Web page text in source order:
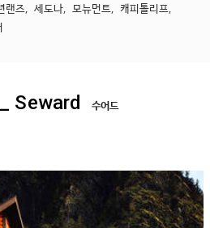
랜즈, 세도나, 모뉴먼트, 캐피톨리프,
_ Seward 수어드